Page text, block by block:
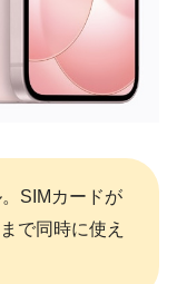
SIMカードが
で同時に使え